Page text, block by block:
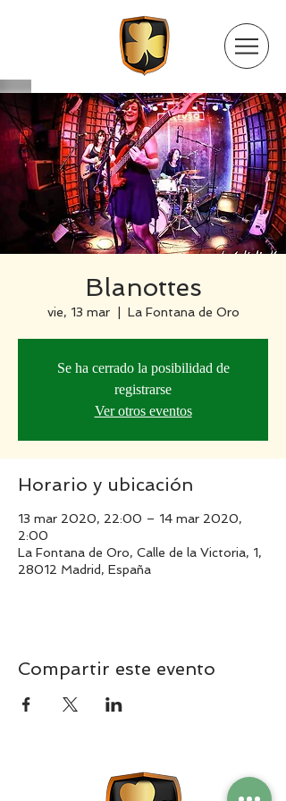
Blanottes
vie, 13 mar
  |
La Fontana de Oro
Se ha cerrado la posibilidad de
registrarse
Ver otros eventos
Horario y ubicación
13 mar 2020, 22:00 – 14 mar 2020,
2:00
La Fontana de Oro, Calle de la Victoria, 1,
28012 Madrid, España
Compartir este evento